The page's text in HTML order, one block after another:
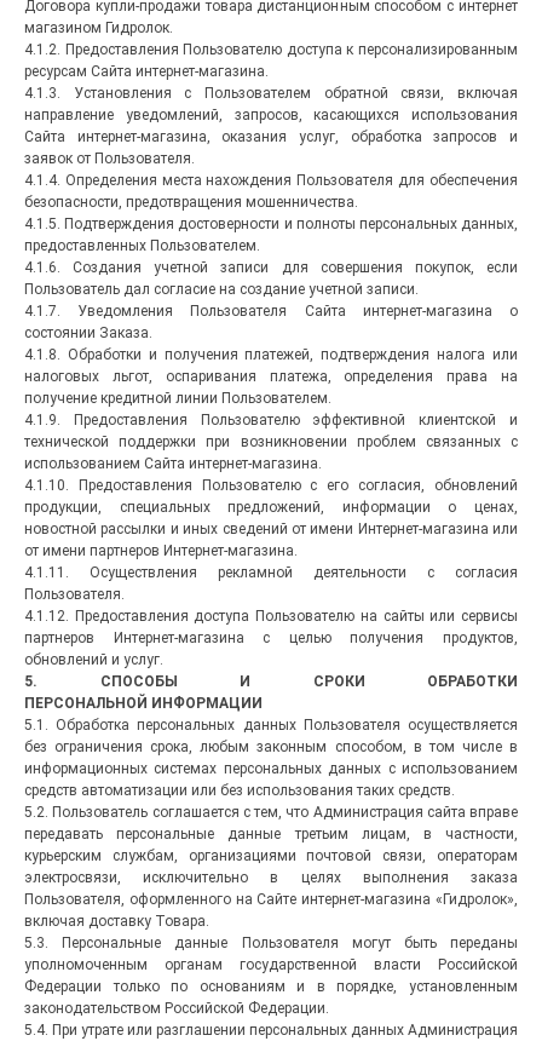
Договора купли-продажи товара дистанционным способом с интернет
магазином Гидролок.
4.1.2. Предоставления Пользователю доступа к персонализированным
ресурсам Сайта интернет-магазина.
4.1.3. Установления с Пользователем обратной связи, включая
направление уведомлений, запросов, касающихся использования
Сайта интернет-магазина, оказания услуг, обработка запросов и
заявок от Пользователя.
4.1.4. Определения места нахождения Пользователя для обеспечения
безопасности, предотвращения мошенничества.
4.1.5. Подтверждения достоверности и полноты персональных данных,
предоставленных Пользователем.
4.1.6. Создания учетной записи для совершения покупок, если
Пользователь дал согласие на создание учетной записи.
4.1.7. Уведомления Пользователя Сайта интернет-магазина о
состоянии Заказа.
4.1.8. Обработки и получения платежей, подтверждения налога или
налоговых льгот, оспаривания платежа, определения права на
получение кредитной линии Пользователем.
4.1.9. Предоставления Пользователю эффективной клиентской и
технической поддержки при возникновении проблем связанных с
использованием Сайта интернет-магазина.
4.1.10. Предоставления Пользователю с его согласия, обновлений
продукции, специальных предложений, информации о ценах,
новостной рассылки и иных сведений от имени Интернет-магазина или
от имени партнеров Интернет-магазина.
4.1.11. Осуществления рекламной деятельности с согласия
Пользователя.
4.1.12. Предоставления доступа Пользователю на сайты или сервисы
партнеров Интернет-магазина с целью получения продуктов,
обновлений и услуг.
5. СПОСОБЫ И СРОКИ ОБРАБОТКИ
ПЕРСОНАЛЬНОЙ ИНФОРМАЦИИ
5.1. Обработка персональных данных Пользователя осуществляется
без ограничения срока, любым законным способом, в том числе в
информационных системах персональных данных с использованием
средств автоматизации или без использования таких средств.
5.2. Пользователь соглашается с тем, что Администрация сайта вправе
передавать персональные данные третьим лицам, в частности,
курьерским службам, организациями почтовой связи, операторам
электросвязи, исключительно в целях выполнения заказа
Пользователя, оформленного на Сайте интернет-магазина «Гидролок»,
включая доставку Товара.
5.3. Персональные данные Пользователя могут быть переданы
уполномоченным органам государственной власти Российской
Федерации только по основаниям и в порядке, установленным
законодательством Российской Федерации.
5.4. При утрате или разглашении персональных данных Администрация